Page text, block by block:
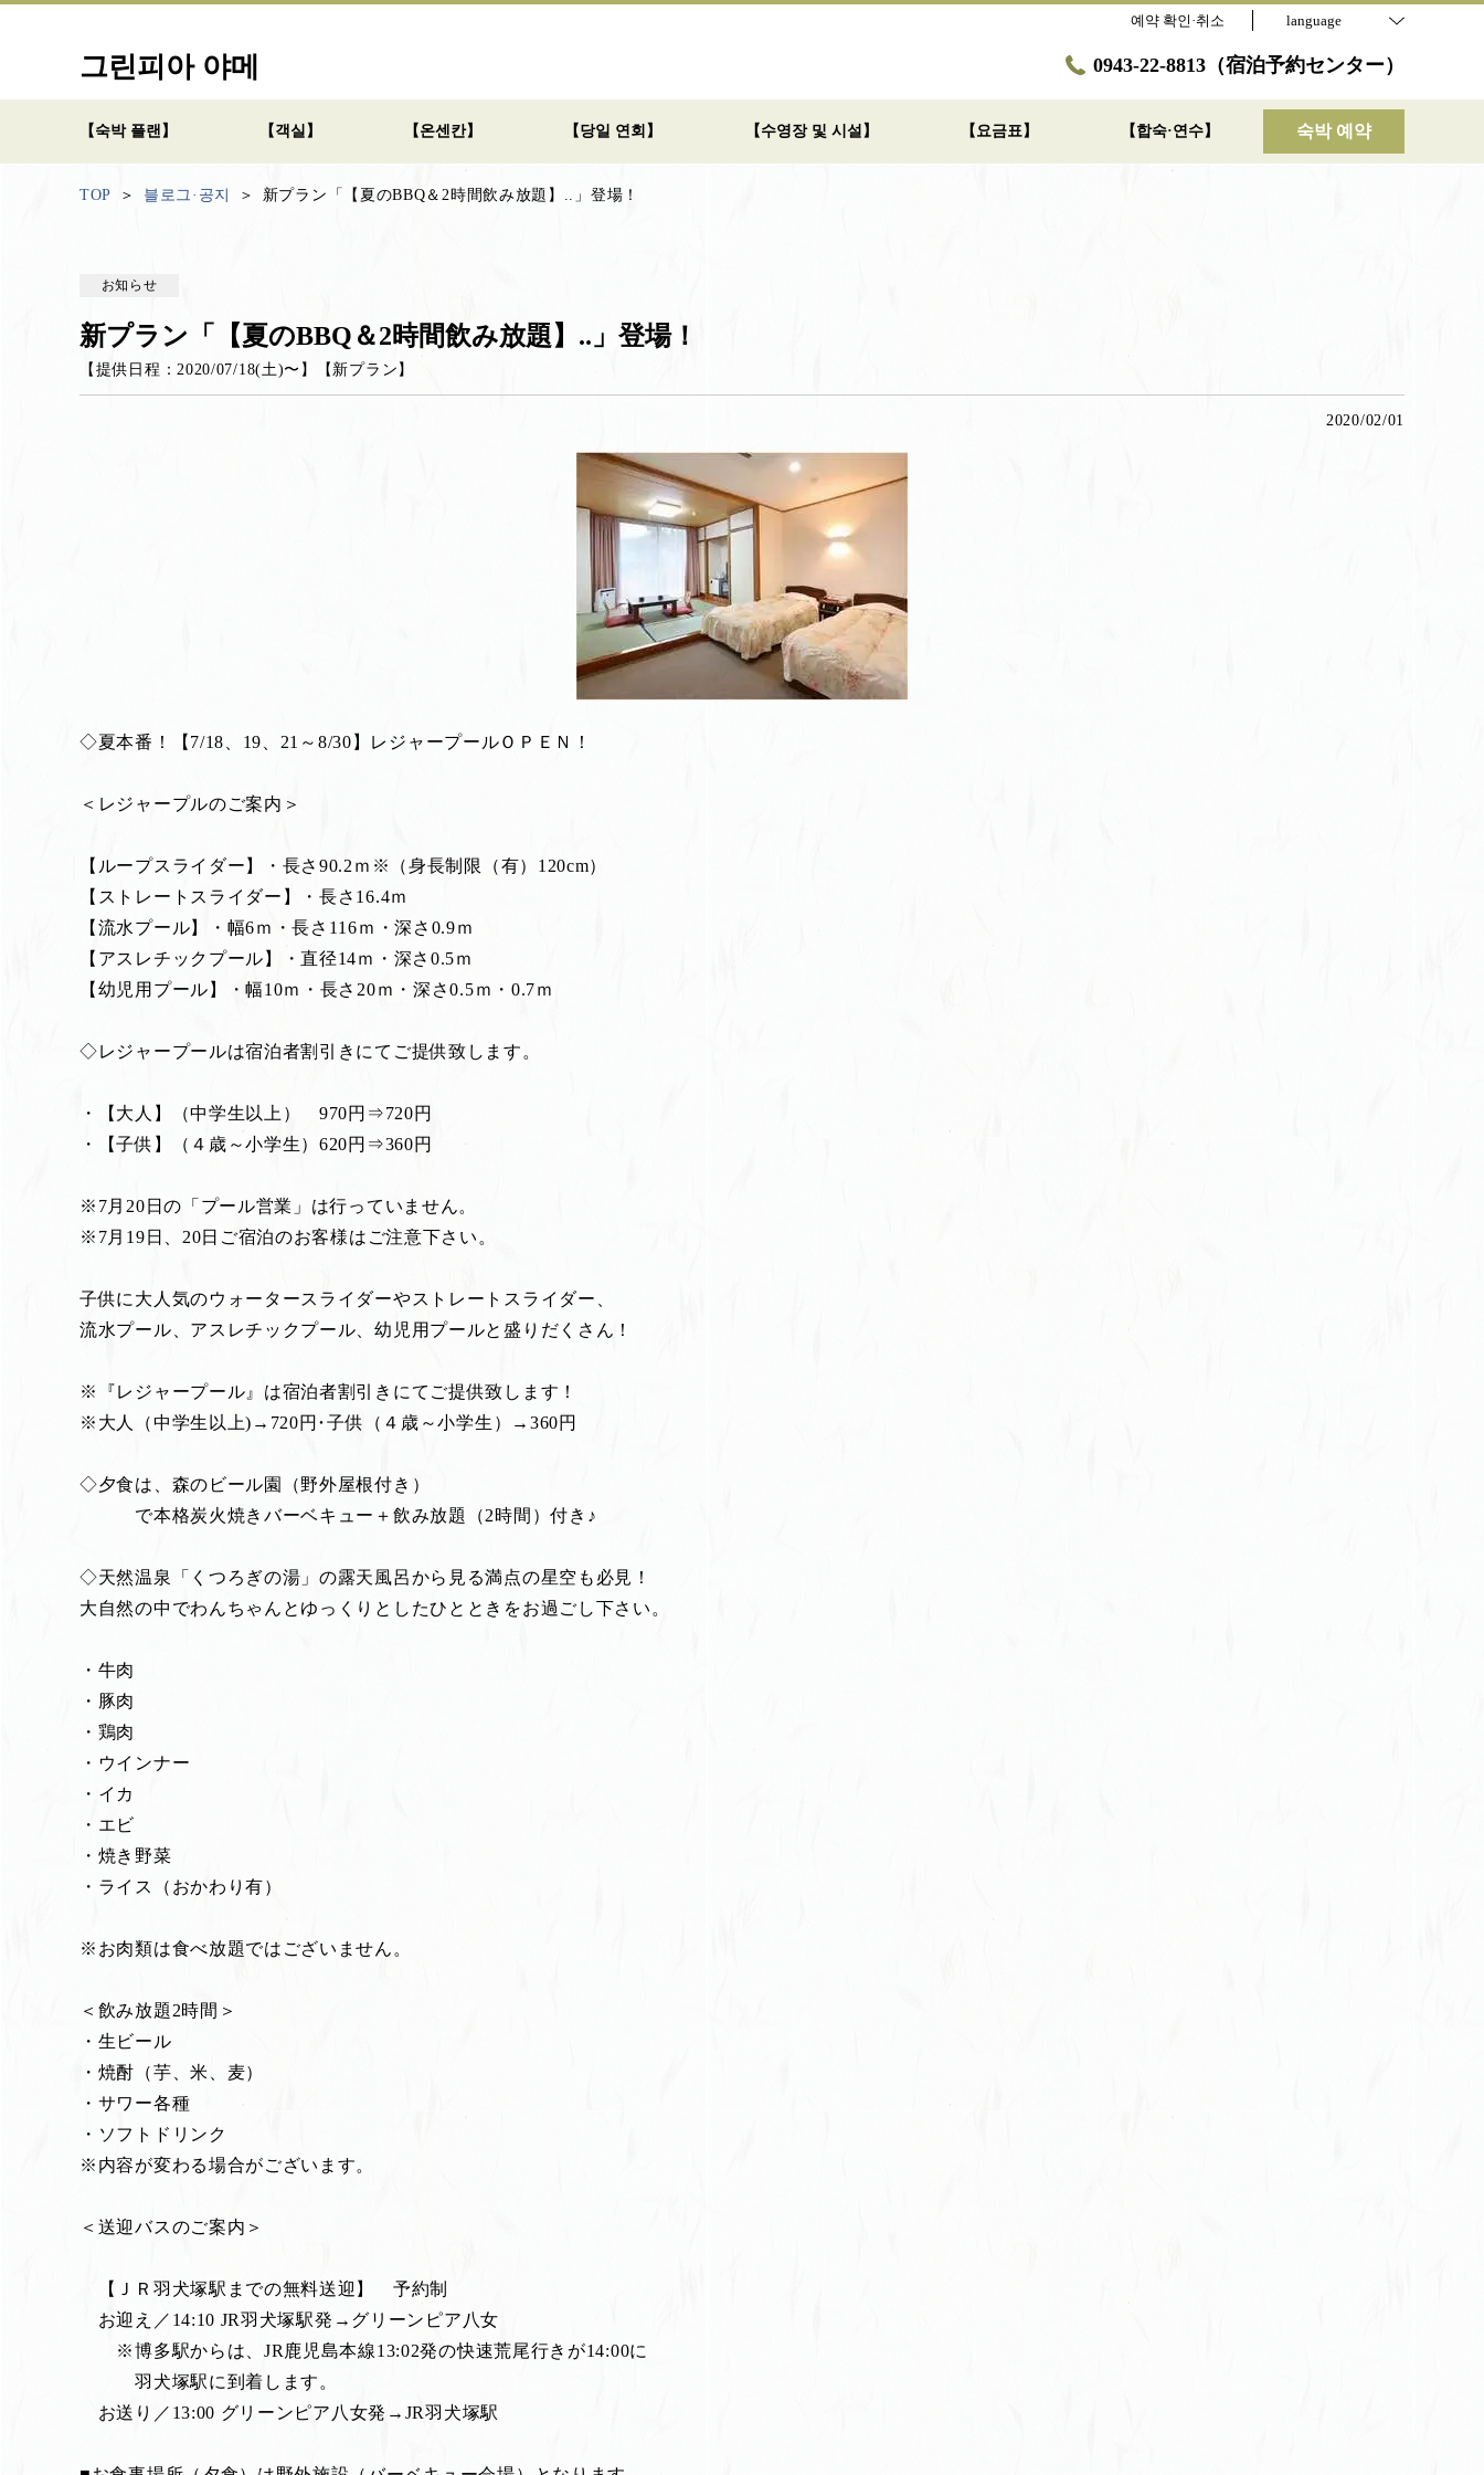
예약 확인·취소 language
그린피아 야메 0943-22-8813（宿泊予約センター）
【숙박 플랜】 【객실】 【온센칸】 【당일 연회】 【수영장 및 시설】 【요금표】 【합숙·연수】 숙박 예약
TOP 블로그·공지 新プラン「【夏のBBQ＆2時間飲み放題】..」登場！
お知らせ
新プラン「【夏のBBQ＆2時間飲み放題】..」登場！
【提供日程：2020/07/18(土)〜】 【 新プラン 】
2020/02/01
◇夏本番！【7/18、19、21～8/30】レジャープールＯＰＥＮ！
＜レジャープルのご案内＞
【ループスライダー】・長さ90.2ｍ※（身長制限（有）120cm）
【ストレートスライダー】・長さ16.4ｍ
【流水プール】・幅6ｍ・長さ116ｍ・深さ0.9ｍ
【アスレチックプール】・直径14ｍ・深さ0.5ｍ
【幼児用プール】・幅10ｍ・長さ20ｍ・深さ0.5ｍ・0.7ｍ
◇レジャープールは宿泊者割引きにてご提供致します。
・【大人】（中学生以上） 970円⇒720円
・【子供】（４歳～小学生）620円⇒360円
※7月20日の「プール営業」は行っていません。
※7月19日、20日ご宿泊のお客様はご注意下さい。
子供に大人気のウォータースライダーやストレートスライダー、
流水プール、アスレチックプール、幼児用プールと盛りだくさん！
※『レジャープール』は宿泊者割引きにてご提供致します！
※大人（中学生以上)→720円･子供（４歳～小学生）→360円
◇夕食は、森のビール園（野外屋根付き）
で本格炭火焼きバーベキュー＋飲み放題（2時間）付き♪
◇天然温泉「くつろぎの湯」の露天風呂から見る満点の星空も必見！
大自然の中でわんちゃんとゆっくりとしたひとときをお過ごし下さい。
・牛肉
・豚肉
・鶏肉
・ウインナー
・イカ
・エビ
・焼き野菜
・ライス（おかわり有）
※お肉類は食べ放題ではございません。
＜飲み放題2時間＞
・生ビール
・焼酎（芋、米、麦）
・サワー各種
・ソフトドリンク
※内容が変わる場合がございます。
＜送迎バスのご案内＞
【ＪＲ羽犬塚駅までの無料送迎】 予約制
お迎え／14:10 JR羽犬塚駅発→グリーンピア八女
※博多駅からは、JR鹿児島本線13:02発の快速荒尾行きが14:00に
羽犬塚駅に到着します。
お送り／13:00 グリーンピア八女発→JR羽犬塚駅